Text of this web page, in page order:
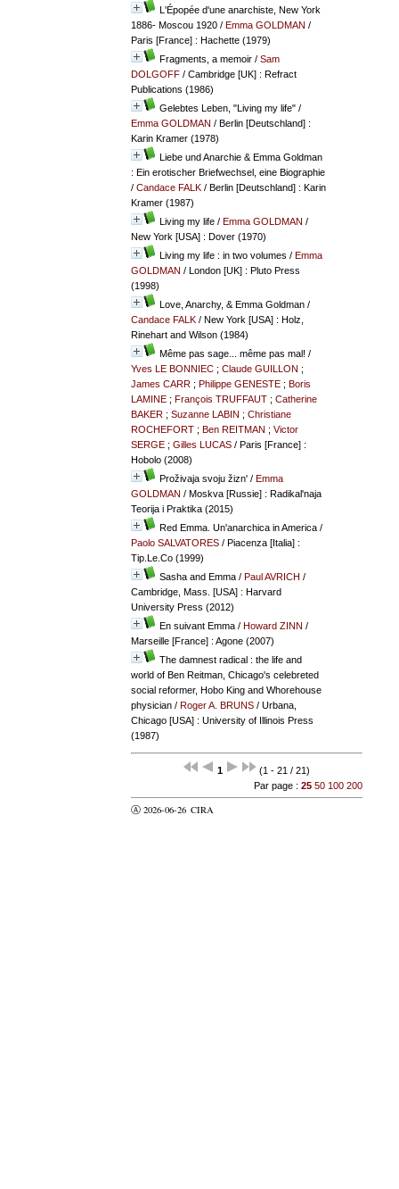
L'Épopée d'une anarchiste, New York
1886- Moscou 1920/ Emma GOLDMAN /
Paris [France] : Hachette (1979)
Fragments, a memoir/ Sam
DOLGOFF/ Cambridge [UK] : Refract
Publications (1986)
Gelebtes Leben, "Living my life"/
Emma GOLDMAN / Berlin [Deutschland] :
Karin Kramer (1978)
Liebe und Anarchie & Emma Goldman
: Ein erotischer Briefwechsel, eine Biographie
/ Candace FALK/ Berlin [Deutschland] : Karin
Kramer (1987)
Living my life/ Emma GOLDMAN /
New York [USA] : Dover (1970)
Living my life : in two volumes / Emma
GOLDMAN / London [UK] : Pluto Press
(1998)
Love, Anarchy, & Emma Goldman/
Candace FALK/ New York [USA] : Holz,
Rinehart and Wilson (1984)
Même pas sage... même pas mal! /
Yves LE BONNIEC; Claude GUILLON ;
James CARR; Philippe GENESTE; Boris
LAMINE; François TRUFFAUT; Catherine
BAKER; Suzanne LABIN ; Christiane
ROCHEFORT; Ben REITMAN ; Victor
SERGE; Gilles LUCAS/ Paris [France] :
Hobolo (2008)
Proživaja svoju žizn'/ Emma
GOLDMAN / Moskva [Russie] : Radikal'naja
Teorija i Praktika (2015)
Red Emma. Un'anarchica in America/
Paolo SALVATORES/ Piacenza [Italia] :
Tip.Le.Co (1999)
Sasha and Emma/ Paul AVRICH /
Cambridge, Mass. [USA] : Harvard
University Press (2012)
En suivant Emma/ Howard ZINN /
Marseille [France] : Agone (2007)
The damnest radical : the life and
world of Ben Reitman, Chicago's celebreted
social reformer, Hobo King and Whorehouse
physician/ Roger A. BRUNS/ Urbana,
Chicago [USA] : University of Illinois Press
(1987)
1
(1 - 21 / 21)
Par page : 25 50 100 200
Ⓐ 2026-06-26 CIRA